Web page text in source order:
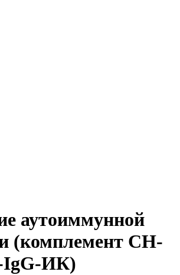
аутоиммунной
(комплемент CH-
IgG-ИК)